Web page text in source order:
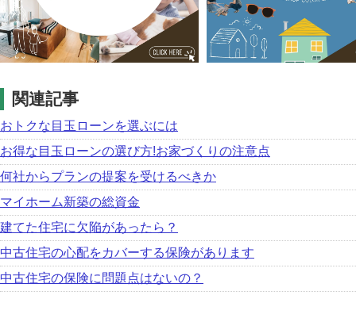
関連記事
おトクな目玉ローンを選ぶには
お得な目玉ローンの選び方!お家づくりの注意点
何社からプランの提案を受けるべきか
マイホーム新築の総資金
建てた住宅に欠陥があったら？
中古住宅の心配をカバーする保険があります
中古住宅の保険に問題点はないの？